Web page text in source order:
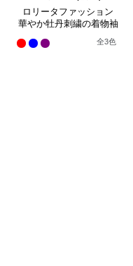
ロリータファッション
華やか牡丹刺繍の着物袖
姫様ワンピース
全3色